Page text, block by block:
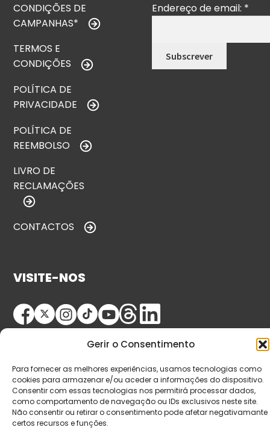
Gerir o Consentimento
Para fornecer as melhores experiências, usamos tecnologias como
cookies para armazenar e/ou aceder a informações do dispositivo.
Consentir com essas tecnologias nos permitirá processar dados,
como comportamento de navegação ou IDs exclusivos neste site.
Não consentir ou retirar o consentimento pode afetar negativamante
certos recursos e funções.
CONDIÇÕES DE
CAMPANHAS*
TERMOS E
CONDIÇÕES
POLÍTICA DE
PRIVACIDADE
POLÍTICA DE
REEMBOLSO
LIVRO DE
RECLAMAÇÕES
CONTACTOS
Endereço de email: *
VISITE-NOS
© Copyright 2026 Saída de Emergência. Todos os
direitos reservados.